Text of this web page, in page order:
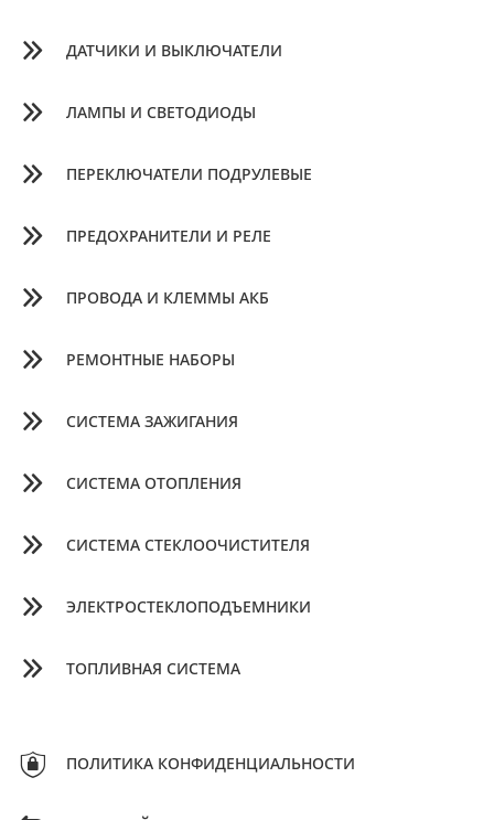
ДАТЧИКИ И ВЫКЛЮЧАТЕЛИ
ЛАМПЫ И СВЕТОДИОДЫ
ПЕРЕКЛЮЧАТЕЛИ ПОДРУЛЕВЫЕ
ПРЕДОХРАНИТЕЛИ И РЕЛЕ
ПРОВОДА И КЛЕММЫ АКБ
РЕМОНТНЫЕ НАБОРЫ
СИСТЕМА ЗАЖИГАНИЯ
СИСТЕМА ОТОПЛЕНИЯ
СИСТЕМА СТЕКЛООЧИСТИТЕЛЯ
ЭЛЕКТРОСТЕКЛОПОДЪЕМНИКИ
ТОПЛИВНАЯ СИСТЕМА
ПОЛИТИКА КОНФИДЕНЦИАЛЬНОСТИ